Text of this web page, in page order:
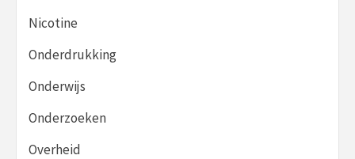
Nicotine
Onderdrukking
Onderwijs
Onderzoeken
Overheid